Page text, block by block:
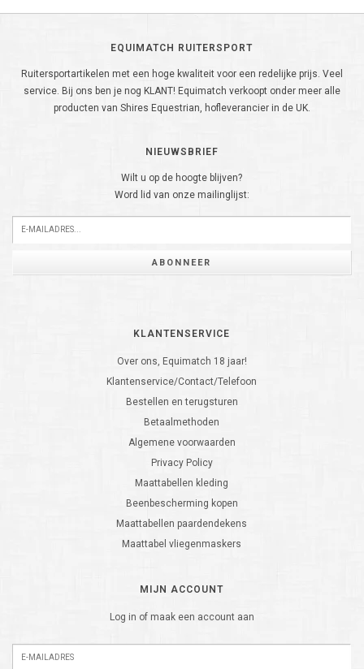
EQUIMATCH RUITERSPORT
Ruitersportartikelen met een hoge kwaliteit voor een redelijke prijs. Veel
service. Bij ons ben je nog KLANT! Equimatch verkoopt onder meer alle
producten van Shires Equestrian, hofleverancier in de UK.
NIEUWSBRIEF
Wilt u op de hoogte blijven?
Word lid van onze mailinglijst:
ABONNEER
KLANTENSERVICE
Over ons, Equimatch 18 jaar!
Klantenservice/Contact/Telefoon
Bestellen en terugsturen
Betaalmethoden
Algemene voorwaarden
Privacy Policy
Maattabellen kleding
Beenbescherming kopen
Maattabellen paardendekens
Maattabel vliegenmaskers
MIJN ACCOUNT
Log in of maak een account aan